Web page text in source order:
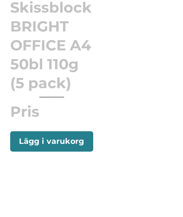
Skissblock
BRIGHT
OFFICE A4
50bl 110g
(5 pack)
Pris
Lägg i varukorg